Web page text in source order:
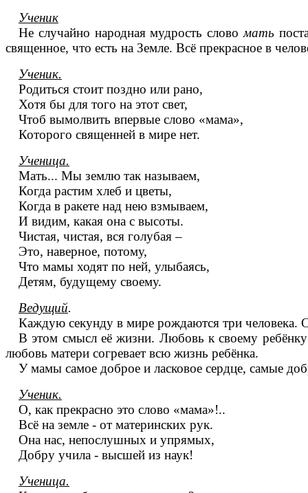
Ученик
Не случайно народная мудрость слово мать
священное, что есть на Земле. Всё прекрасное в
Ученик.
Родиться стоит поздно или рано,
Хотя бы для того на этот свет,
Чтоб вымолвить впервые слово «мама»,
Которого священней в мире нет.
Ученица.
Мать... Мы землю так называем,
Когда растим хлеб и цветы,
Когда в ракете над нею взмываем,
И видим, какая она с высоты.
Чистая, чистая, вся голубая –
Это, наверное, потому,
Что мамы ходят по ней, улыбаясь,
Детям, будущему своему.
Ведущий.
Каждую секунду в мире рождаются три человека.
В этом смысл её жизни. Любовь к своему ребёнку
любовь матери согревает всю жизнь ребёнка.
У мамы самое доброе и ласковое сердце, самые
Ученик.
О, как прекрасно это слово «мама»!..
Всё на земле - от материнских рук.
Она нас, непослушных и упрямых,
Добру учила - высшей из наук!
Ученица.